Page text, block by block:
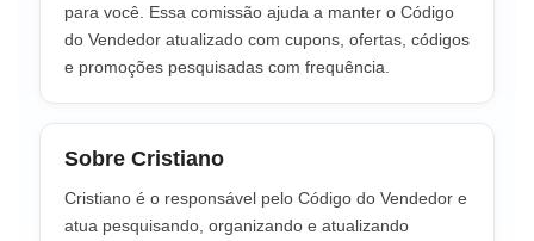
para você. Essa comissão ajuda a manter o Código
do Vendedor atualizado com cupons, ofertas, códigos
e promoções pesquisadas com frequência.
Sobre Cristiano
Cristiano é o responsável pelo Código do Vendedor e
atua pesquisando, organizando e atualizando